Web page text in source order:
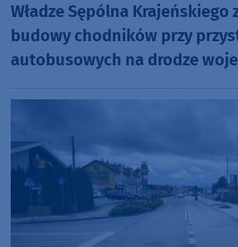
Władze Sępólna Krajeńskiego
budowy chodników przy
autobusowych na drodze